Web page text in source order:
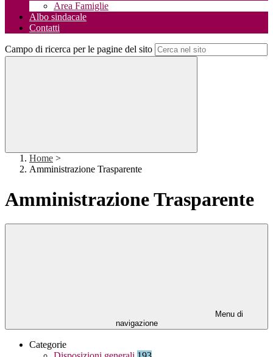
Area Famiglie
Albo sindacale
Contatti
Campo di ricerca per le pagine del sito
Home >
Amministrazione Trasparente
Amministrazione Trasparente
Menu di
navigazione
Categorie